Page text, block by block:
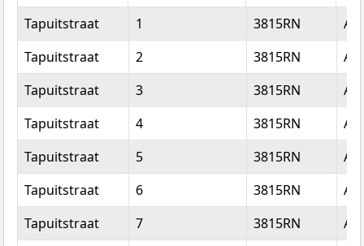
Straatnaam
Huisnummer Postcode
Tapuitstraat 1 3815RN
Tapuitstraat
2 3815RN
Tapuitstraat
3 3815RN
Tapuitstraat
4 3815RN
Tapuitstraat
5 3815RN
Tapuitstraat
6 3815RN
Tapuitstraat
7 3815RN